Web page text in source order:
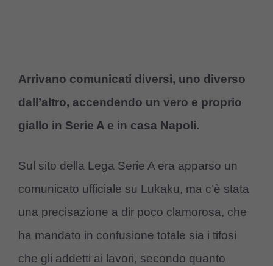
Arrivano comunicati diversi, uno diverso
dall’altro, accendendo un vero e proprio
giallo in Serie A e in casa Napoli.
Sul sito della Lega Serie A era apparso un
comunicato ufficiale su Lukaku, ma c’è stata
una precisazione a dir poco clamorosa, che
ha mandato in confusione totale sia i tifosi
che gli addetti ai lavori, secondo quanto